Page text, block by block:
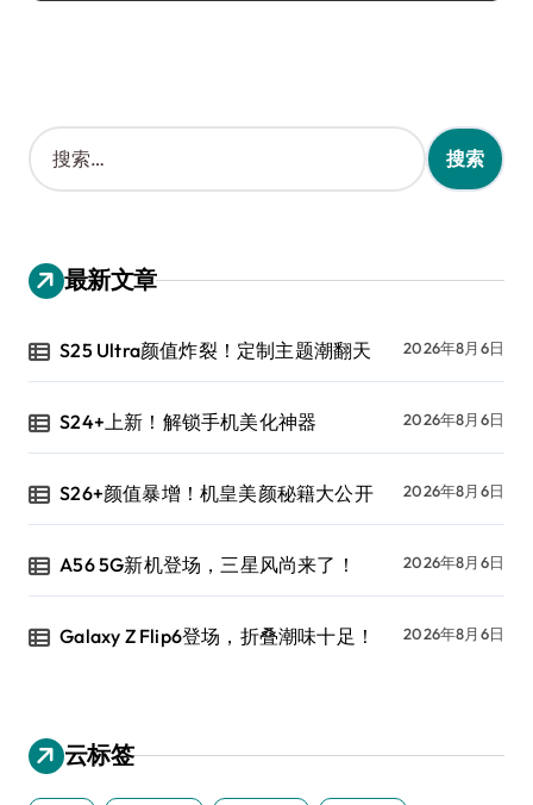
搜
索
：
最新文章
S25 Ultra颜值炸裂！定制主题潮翻天 2026年8月6日
S24+上新！解锁手机美化神器 2026年8月6日
S26+颜值暴增！机皇美颜秘籍大公开 2026年8月6日
A56 5G新机登场，三星风尚来了！ 2026年8月6日
Galaxy Z Flip6登场，折叠潮味十足！ 2026年8月6日
云标签